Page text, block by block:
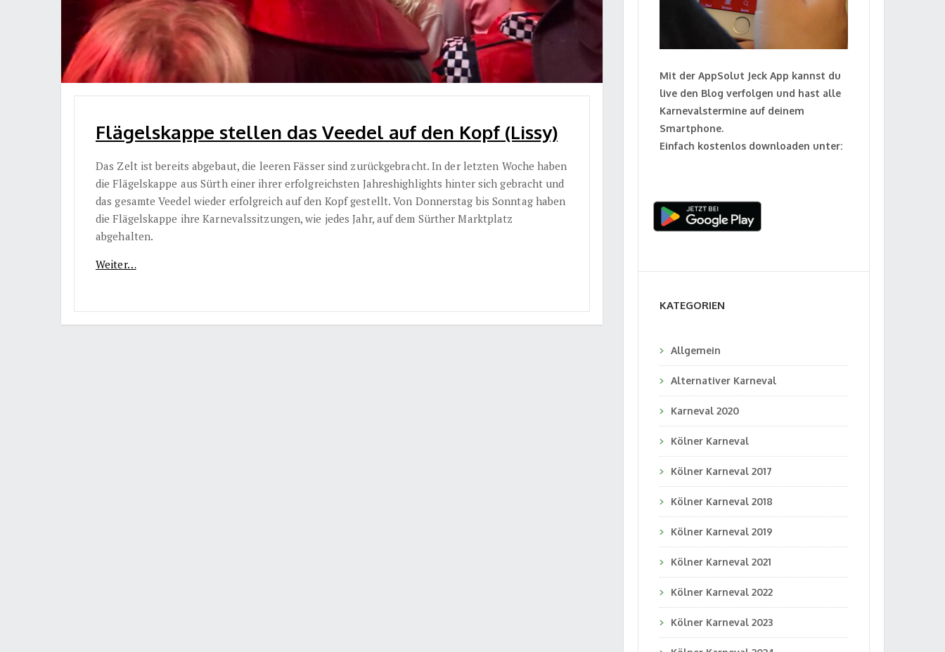
Flägelskappe stellen das Veedel auf den Kopf (Lissy)
Das Zelt ist bereits abgebaut, die leeren Fässer sind zurückgebracht. In der letzten Woche haben
die Flägelskappe aus Sürth einer ihrer erfolgreichsten Jahreshighlights hinter sich gebracht und
das gesamte Veedel wieder erfolgreich auf den Kopf gestellt. Von Donnerstag bis Sonntag haben
die Flägelskappe ihre Karnevalssitzungen, wie jedes Jahr, auf dem Sürther Marktplatz
abgehalten.
Weiter…
Mit der AppSolut Jeck App kannst du
live den Blog verfolgen und hast alle
Karnevalstermine auf deinem
Smartphone.
Einfach kostenlos downloaden unter:
KATEGORIEN
Allgemein
Alternativer Karneval
Karneval 2020
Kölner Karneval
Kölner Karneval 2017
Kölner Karneval 2018
Kölner Karneval 2019
Kölner Karneval 2021
Kölner Karneval 2022
Kölner Karneval 2023